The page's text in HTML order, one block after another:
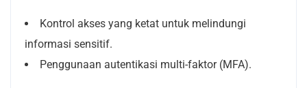
Kontrol akses yang ketat untuk melindungi
informasi sensitif.
Penggunaan autentikasi multi-faktor (MFA).